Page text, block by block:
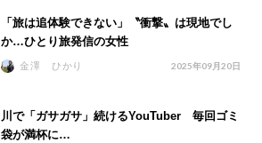
「旅は追体験できない」〝衝撃〟は現地でし
か…ひとり旅発信の女性
金澤 ひかり 2025年09月20日
川で「ガサガサ」続けるYouTuber 毎回ゴミ
袋が満杯に…